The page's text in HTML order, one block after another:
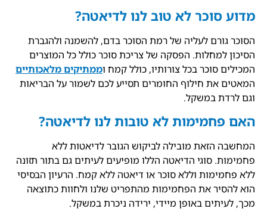
מדוע סוכר לא טוב לנו לדיאטה?
הסוכר גורם לעליה של רמת הסוכר בדם, להשמנה ולהגברת
הסיכון למחלות. הפסקה של צריכת סוכר כולל כל המוצרים
המכילים סוכר בכל צורותיו, כולל קמח וממתיקים מלאכותיים
המאטים את חילוף החומרים תסייע לכם לשמור על הבריאות
וגם לרדת במשקל.
האם פחמימות לא טובות לנו לדיאטה?
המחשבה הזאת מובילה לביקוש הגובר לדיאטות ללא
פחמימות. סוגי הדיאטה הללו מופיעים לעיתים גם בתור תזונה
ללא פחמימות וללא סוכר או דיאטה ללא קמח. הרעיון הבסיסי
הוא להסיר את הפחמימות מהתפריט שלנו ולחוות כתוצאה
מכך, לעיתים באופן מיידי, ירידה ניכרת במשקל.